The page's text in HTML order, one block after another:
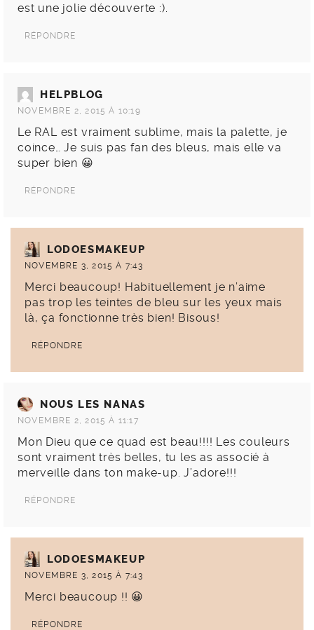
est une jolie découverte :).
RÉPONDRE
HELPBLOG
NOVEMBRE 2, 2015 À 10:19
Le RAL est vraiment sublime, mais la palette, je
coince… Je suis pas fan des bleus, mais elle va
super bien 😀
RÉPONDRE
LODOESMAKEUP
NOVEMBRE 3, 2015 À 7:43
Merci beaucoup! Habituellement je n’aime
pas trop les teintes de bleu sur les yeux mais
là, ça fonctionne très bien! Bisous!
RÉPONDRE
NOUS LES NANAS
NOVEMBRE 2, 2015 À 11:17
Mon Dieu que ce quad est beau!!!! Les couleurs
sont vraiment très belles, tu les as associé à
merveille dans ton make-up. J’adore!!!
RÉPONDRE
LODOESMAKEUP
NOVEMBRE 3, 2015 À 7:43
Merci beaucoup !! 😀
RÉPONDRE